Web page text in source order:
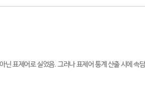
표제어로 실었음. 그러나 표제어 통계 산출 시에 속